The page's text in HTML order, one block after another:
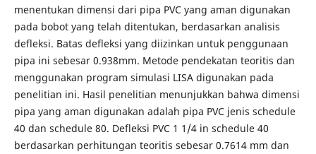
menentukan dimensi dari pipa PVC yang aman digunakan
pada bobot yang telah ditentukan, berdasarkan analisis
defleksi. Batas defleksi yang diizinkan untuk penggunaan
pipa ini sebesar 0.938mm. Metode pendekatan teoritis dan
menggunakan program simulasi LISA digunakan pada
penelitian ini. Hasil penelitian menunjukkan bahwa dimensi
pipa yang aman digunakan adalah pipa PVC jenis schedule
40 dan schedule 80. Defleksi PVC 1 1/4 in schedule 40
berdasarkan perhitungan teoritis sebesar 0.7614 mm dan